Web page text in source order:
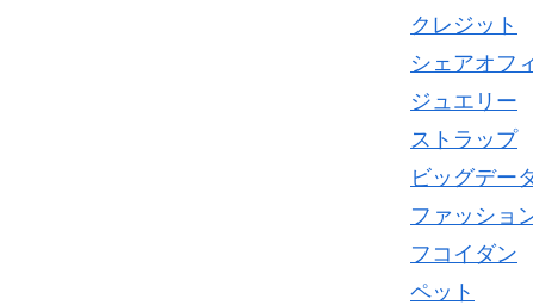
クレジット
シェアオフ
ジュエリー
ストラップ
ビッグデー
ファッショ
フコイダン
ペット